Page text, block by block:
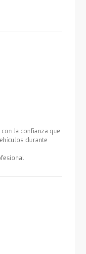
con la confianza que
durante